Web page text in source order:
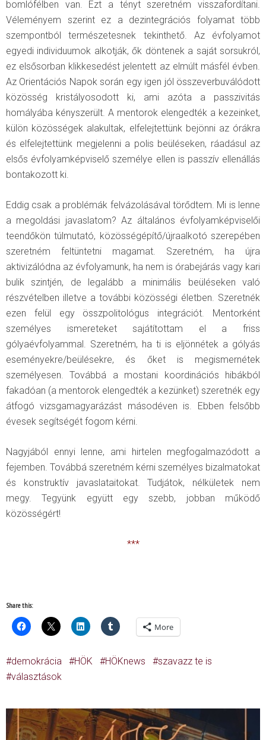
bomlófélben van. Ezt a tényt szeretném visszafordítani.
Véleményem szerint ez a dezintegrációs folyamat több
szempontból természetesnek tekinthető. Az évfolyamot
egyedi individuumok alkotják, ők döntenek a saját sorsukról,
ez elsősorban klikkesedést jelentett az elmúlt másfél évben.
Az Orientációs Napok során egy igen jól összeverbuválódott
közösség kristályosodott ki, ami azóta a passzivitás
homályába kényszerült. A mentorok elengedték a kezeinket,
külön közösségek alakultak, elfelejtettünk bejönni az órákra
és elfelejtettünk megjelenni a polis beüléseken, ráadásul az
elsős évfolyamképviselő személye ellen is passzív ellenállás
bontakozott ki.
Eddig csak a problémák felvázolásával törődtem. Mi is lenne
a megoldási javaslatom? Az általános évfolyamképviselői
teendőkön túlmutató, közösségépítő/újraalkotó szerepében
szeretném feltüntetni magamat. Szeretném, ha újra
aktivizálódna az évfolyamunk, ha nem is órabejárás vagy kari
bulik szintjén, de legalább a minimális beüléseken való
részvételben illetve a további közösségi életben. Szeretnék
ezen felül egy összpolitológus integrációt. Mentorként
személyes ismereteket sajátítottam el a friss
gólyaévfolyammal. Szeretném, ha ti is eljönnétek a gólyás
eseményekre/beülésekre, és őket is megismernétek
személyesen. Továbbá a mostani koordinációs hibákból
fakadóan (a mentorok elengedték a kezünket) szeretnék egy
átfogó vizsgamagyarázást másodéven is. Ebben felsőbb
évesek segítségét fogom kérni.
Nagyjából ennyi lenne, ami hirtelen megfogalmazódott a
fejemben. Továbbá szeretném kérni személyes bizalmatokat
és konstruktív javaslataitokat. Tudjátok, nélkületek nem
megy. Tegyünk együtt egy szebb, jobban működő
közösségért!
***
Share this:
More
demokrácia HÖK HÖKnews
szavazz te is
választások